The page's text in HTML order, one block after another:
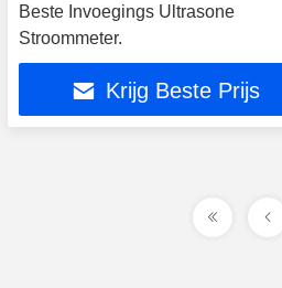
Beste Invoegings Ultrasone
Stroommeter.
Krijg Beste Prijs